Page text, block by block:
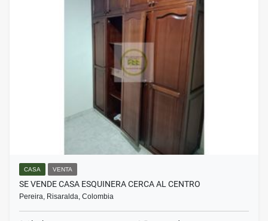
CASA VENTA
SE VENDE CASA ESQUINERA CERCA AL CENTRO
Pereira, Risaralda, Colombia